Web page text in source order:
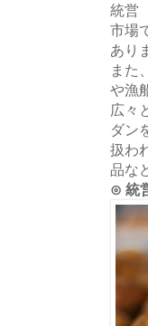
統営
市場
あり
また
や漁
広々
ダン
扱わ
品な
⊙ 統